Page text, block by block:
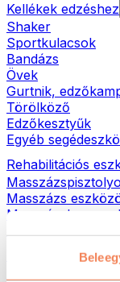
Kellékek edzéshez
Shaker
Sportkulacsok
Bandázs
Övek
Gurtnik,
Törölköző
Edzőkesztyűk
Egyéb
Rehabilitációs
Masszázs
Masszázshengerek
Táskák &